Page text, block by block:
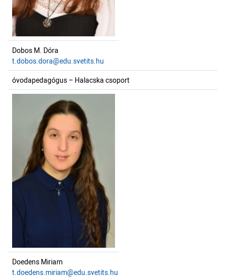
Dobos M. Dóra
t.dobos.dora@edu.svetits.hu
óvodapedagógus – Halacska csoport
Doedens Miriam
t.doedens.miriam@edu.svetits.hu